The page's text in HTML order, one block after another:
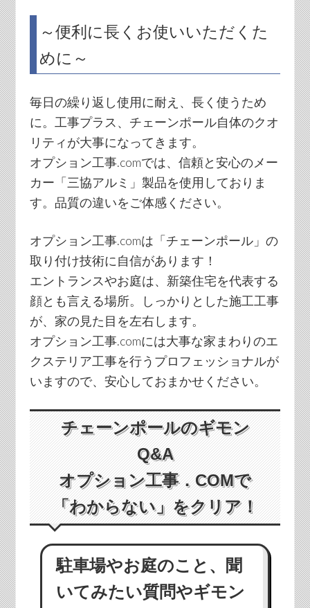
～便利に長くお使いいただくた
めに～
毎日の繰り返し使用に耐え、長く使うため
に。工事プラス、チェーンポール自体のクオ
リティが大事になってきます。
オプション工事.comでは、信頼と安心のメー
カー「三協アルミ」製品を使用しておりま
す。品質の違いをご体感ください。
オプション工事.comは「チェーンポール」の
取り付け技術に自信があります！
エントランスやお庭は、新築住宅を代表する
顔とも言える場所。しっかりとした施工工事
が、家の見た目を左右します。
オプション工事.comには大事な家まわりのエ
クステリア工事を行うプロフェッショナルが
いますので、安心しておまかせください。
チェーンポールのギモン
Q&A
オプション工事．COMで
「わからない」をクリア！
駐車場やお庭のこと、聞
いてみたい質問やギモン